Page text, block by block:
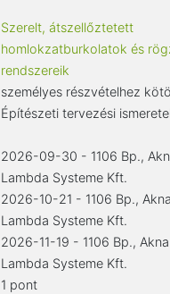
Szerelt, átszellőztetett
homlokzatburkolatok és
rendszereik
személyes részvételhez
Építészeti tervezési
2026-09-30 - 1106 Bp.,
Lambda Systeme Kft.
2026-10-21 - 1106 Bp.,
Lambda Systeme Kft.
2026-11-19 - 1106 Bp.,
Lambda Systeme Kft.
1 pont